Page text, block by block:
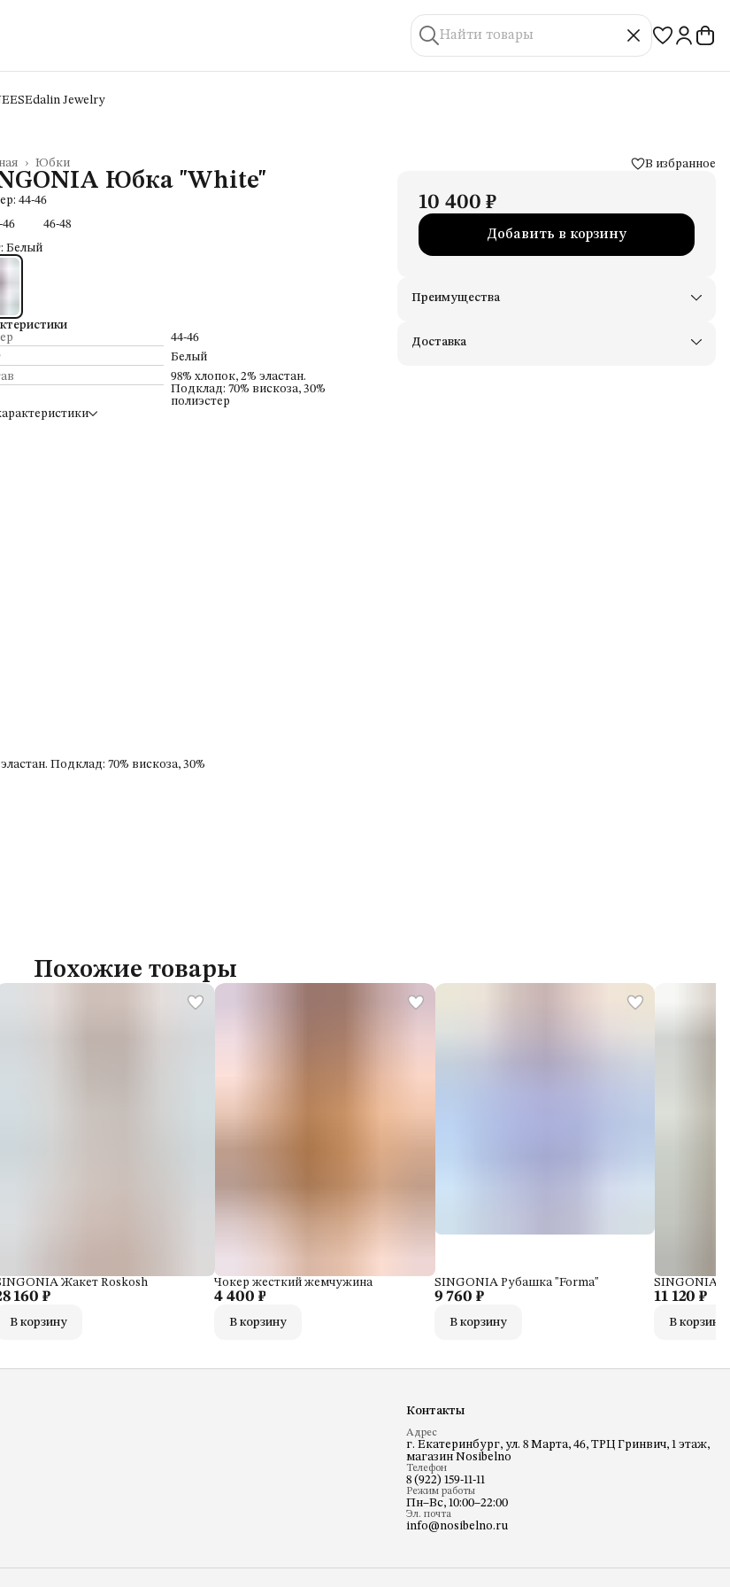
Edalin Jewelry
Юбки
›
Юбка "White"
44-46
46
46-48
Белый
44-46
Белый
98% хлопок, 2% эластан.
Подклад: 70% вискоза, 30%
полиэстер
В избранное
10 400 ₽
Добавить в корзину
Преимущества
Оплата — картой, СБП или наличными
Доставка
Подклад: 70% вискоза, 30%
Похожие товары
160 ₽
Жакет Roskosh
В корзину
4 400 ₽
Чокер жесткий жемчужина
В корзину
9 760 ₽
SINGONIA Рубашка "Forma"
В корзину
11 120 ₽
SINGONIA
В корзину
Контакты
Адрес
г. Екатеринбург, ул. 8 Марта, 46, ТРЦ Гринвич, 1 этаж,
магазин Nosibelno
Телефон
8 (922) 159-11-11
Режим работы
Пн–Вс, 10:00–22:00
Эл. почта
info@nosibelno.ru